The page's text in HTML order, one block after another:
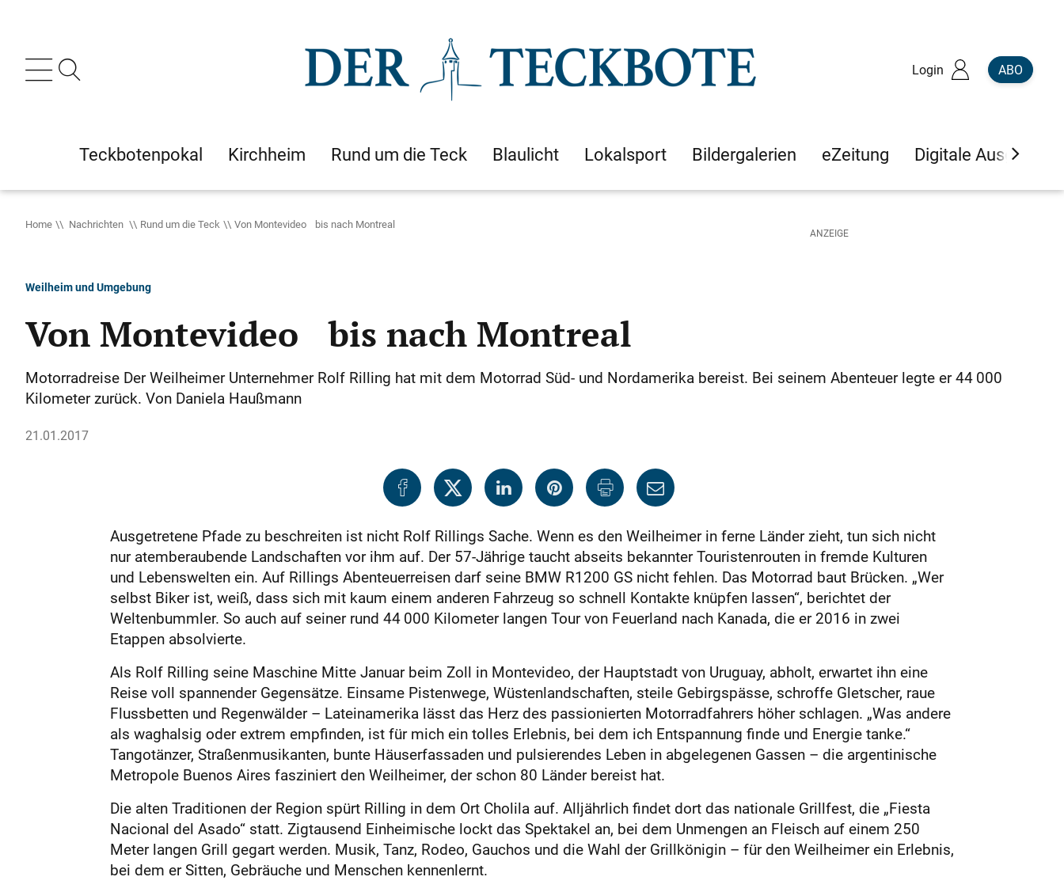
Login ABO
Teckbotenpokal Kirchheim Rund um die Teck Blaulicht Lokalsport Bildergalerien eZeitung Digitale Ausgaben
Home Nachrichten Rund um die Teck Von Montevideo bis nach Montreal
Weilheim und Umgebung
Von Montevideo bis nach Montreal
Motorradreise Der Weilheimer Unternehmer Rolf Rilling hat mit dem Motorrad Süd- und Nordamerika bereist. Bei seinem Abenteuer legte er 44 000
Kilometer zurück. Von Daniela Haußmann
21.01.2017
Ausgetretene Pfade zu beschreiten ist nicht Rolf Rillings Sache. Wenn es den Weilheimer in ferne Länder zieht, tun sich nicht
nur atemberaubende Landschaften vor ihm auf. Der 57-Jährige taucht abseits bekannter Touristenrouten in fremde Kulturen
und Lebenswelten ein. Auf Rillings Abenteuerreisen darf seine BMW R1200 GS nicht fehlen. Das Motorrad baut Brücken. „Wer
selbst Biker ist, weiß, dass sich mit kaum einem anderen Fahrzeug so schnell Kontakte knüpfen lassen“, berichtet der
Weltenbummler. So auch auf seiner rund 44 000 Kilometer langen Tour von Feuerland nach Kanada, die er 2016 in zwei
Etappen absolvierte.
Als Rolf Rilling seine Maschine Mitte Januar beim Zoll in Montevideo, der Hauptstadt von Uruguay, abholt, erwartet ihn eine
Reise voll spannender Gegensätze. Einsame Pistenwege, Wüstenlandschaften, steile Gebirgspässe, schroffe Gletscher, raue
Flussbetten und Regenwälder – Lateinamerika lässt das Herz des passionierten Motorradfahrers höher schlagen. „Was andere
als waghalsig oder extrem empfinden, ist für mich ein tolles Erlebnis, bei dem ich Entspannung finde und Energie tanke.“
Tangotänzer, Straßenmusikanten, bunte Häuserfassaden und pulsierendes Leben in abgelegenen Gassen – die argentinische
Metropole Buenos Aires fasziniert den Weilheimer, der schon 80 Länder bereist hat.
Die alten Traditionen der Region spürt Rilling in dem Ort Cholila auf. Alljährlich findet dort das nationale Grillfest, die „Fiesta
Nacional del Asado“ statt. Zigtausend Einheimische lockt das Spektakel an, bei dem Unmengen an Fleisch auf einem 250
Meter langen Grill gegart werden. Musik, Tanz, Rodeo, Gauchos und die Wahl der Grillkönigin – für den Weilheimer ein Erlebnis,
bei dem er Sitten, Gebräuche und Menschen kennenlernt.